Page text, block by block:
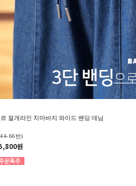
절개라인 치마바지 와이드 밴딩 데님
66반)
원